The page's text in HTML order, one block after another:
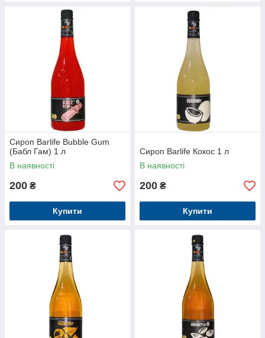
Сироп Barlife Bubble Gum
(Бабл Гам) 1 л
В наявності
200 ₴
Купити
Сироп Barlife Кокос 1 л
В наявності
200 ₴
Купити